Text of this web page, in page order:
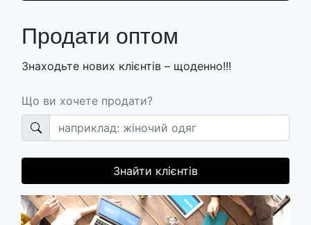
Продати оптом
Знаходьте нових клієнтів – щоденно!!!
Що ви хочете продати?
Знайти клієнтів